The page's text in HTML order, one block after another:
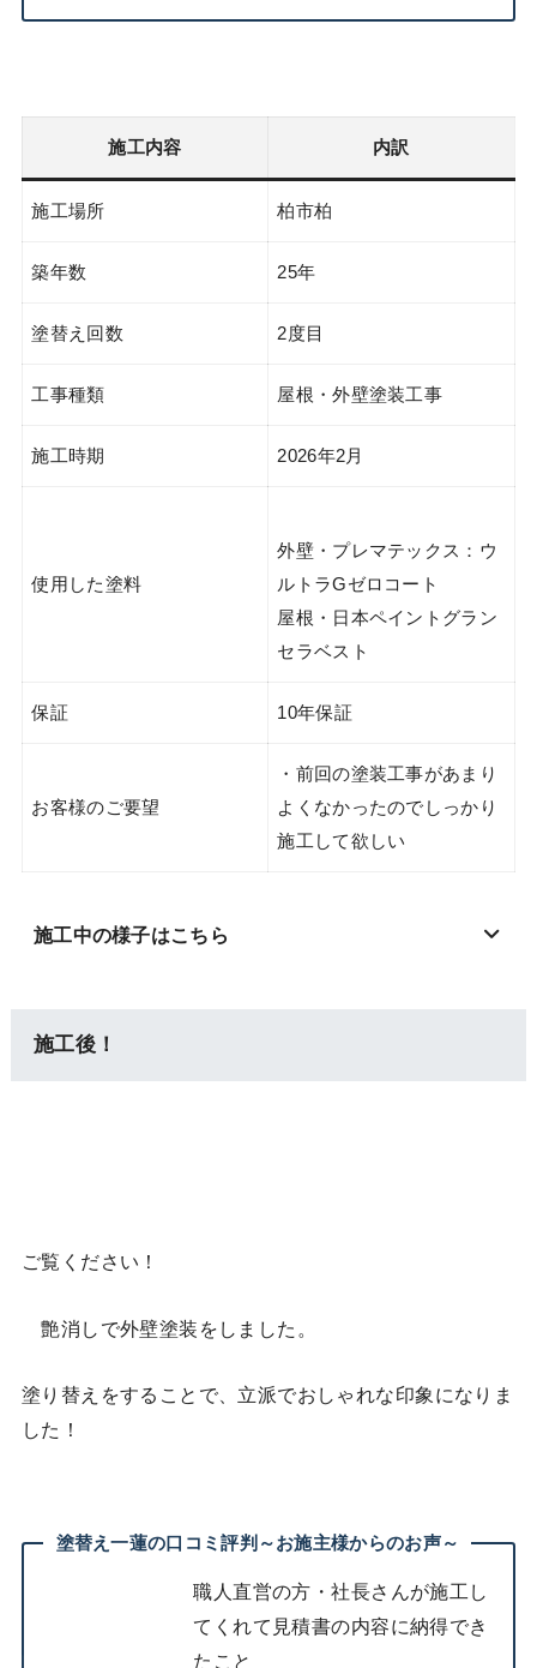
施工内容 内訳
施工場所 柏市柏
築年数 25年
塗替え回数 2度目
工事種類 屋根・外壁塗装工事
施工時期 2026年2月
使用した塗料
外壁・プレマテックス：ウ
ルトラGゼロコート
屋根・日本ペイントグラン
セラベスト
保証 10年保証
お客様のご要望
・前回の塗装工事があまり
よくなかったのでしっかり
施工して欲しい
施工中の様子はこちら
施工後！
ご覧ください！
艶消しで外壁塗装をしました。
塗り替えをすることで、立派でおしゃれな印象になりま
した！
塗替え一蓮の口コミ評判～お施主様からのお声～
職人直営の方・社長さんが施工し
てくれて見積書の内容に納得でき
たこと